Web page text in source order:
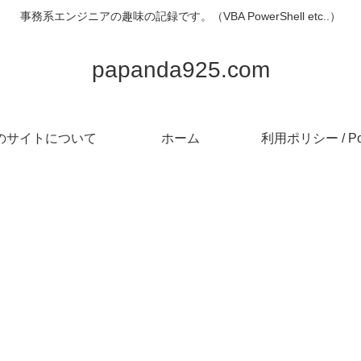
事務系エンジニアの趣味の記録です。（VBA PowerShell etc..）
papanda925.com
サイトについて ホーム 利用ポリシー /